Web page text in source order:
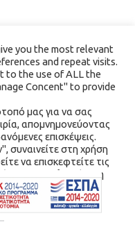
you the most relevant
and repeat visits.
to the use of ALL the
Concent" to provide
μας για να σας
απομνημονεύοντας
επισκέψεις.
συναινείτε στη χρήση
να επισκεφτείτε τις
μια ελεγχόμενη